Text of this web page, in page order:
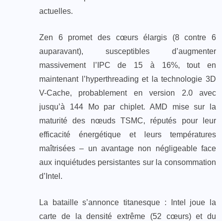
actuelles.
Zen 6 promet des cœurs élargis (8 contre 6
auparavant), susceptibles d’augmenter
massivement l’IPC de 15 à 16%, tout en
maintenant l’hyperthreading et la technologie 3D
V-Cache, probablement en version 2.0 avec
jusqu’à 144 Mo par chiplet. AMD mise sur la
maturité des nœuds TSMC, réputés pour leur
efficacité énergétique et leurs températures
maîtrisées – un avantage non négligeable face
aux inquiétudes persistantes sur la consommation
d’Intel.
La bataille s’annonce titanesque : Intel joue la
carte de la densité extrême (52 cœurs) et du